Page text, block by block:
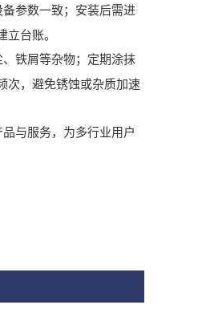
参数一致；安装后需进
台账。
铁屑等杂物；定期涂抹
次，避免锈蚀或杂质加速
与服务，为多行业用户